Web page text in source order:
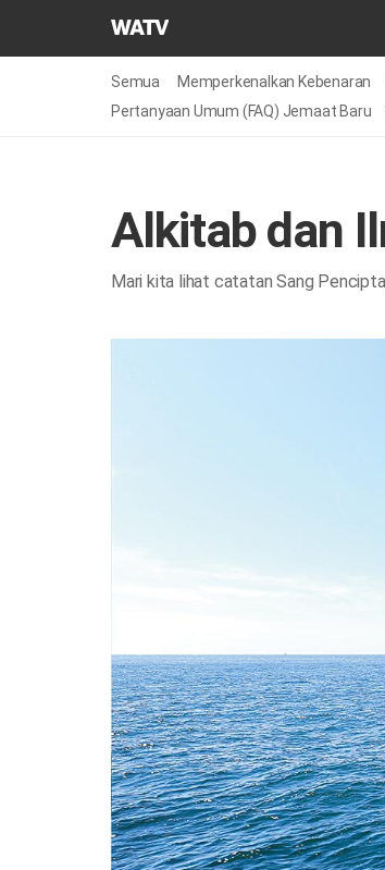
Gereja
Asosiasi
Misi
Semua Memperkenalkan Kebenaran
Pertanyaan Umum (FAQ) Jemaat Baru
Alkitab dan
Mari kita lihat catatan Sang